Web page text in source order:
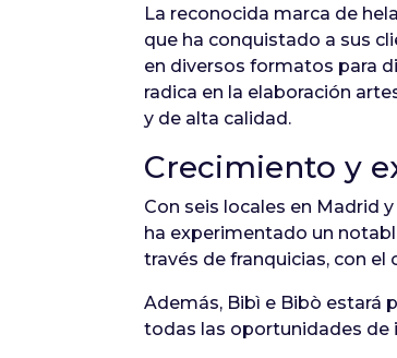
La reconocida marca de
que ha conquistado a sus
en diversos formatos para
radica en la elaboración
y de alta calidad.
Crecimiento y
Con seis locales en Madrid
ha experimentado un
través de franquicias, con
Además, Bibì e Bibò estará
todas las oportunidades de